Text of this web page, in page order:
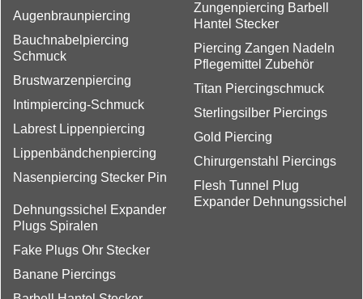
Augenbraunpiercing
Bauchnabelpiercing
Schmuck
Brustwarzenpiercing
Intimpiercing-Schmuck
Labrest Lippenpiercing
Lippenbändchenpiercing
Nasenpiercing Stecker Pin
Zungenpiercing Barbell
Hantel Stecker
Piercing Zangen Nadeln
Pflegemittel Zubehör
Titan Piercingschmuck
Sterlingsilber Piercings
Gold Piercing
Chirurgenstahl Piercings
Flesh Tunnel Plug
Expander Dehnungssichel
Dehnungssichel Expander
Plugs Spiralen
Fake Plugs Ohr Stecker
Banane Piercings